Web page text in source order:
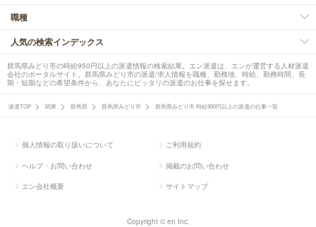
職種
人気の検索インデックス
群馬県みどり市の時給950円以上の派遣情報の検索結果。エン派遣は、エンが運営する人材派遣
会社のポータルサイト。群馬県みどり市の派遣/求人情報を職種、勤務地、時給、勤務時間、長
期・短期などの希望条件から、あなたにピッタリの派遣のお仕事を探せます。
派遣TOP 関東 群馬県 群馬県みどり市 群馬県みどり市 時給950円以上の派遣の仕事一覧
個人情報の取り扱いについて ご利用規約
ヘルプ・お問い合わせ 掲載のお問い合わせ
エン会社概要 サイトマップ
Copyright © en Inc.